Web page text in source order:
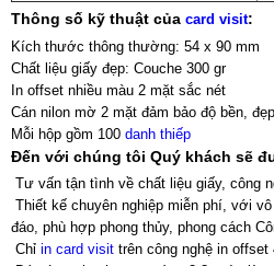
Thông số kỹ thuật của card visit:
Kích thước thông thường: 54 x 90 mm
Chất liệu giấy đẹp: Couche 300 gr
In offset nhiều màu 2 mặt sắc nét
Cán nilon mờ 2 mặt đảm bảo độ bền,
Mỗi hộp gồm 100 danh thiếp
Đến với chúng tôi Quý khách sẽ
Tư vấn tận tình về chất liệu giấy, công
Thiết kế chuyên nghiệp miễn phí, với
đáo, phù hợp phong thủy, phong cách
Chỉ in card visit trên công nghệ in offset